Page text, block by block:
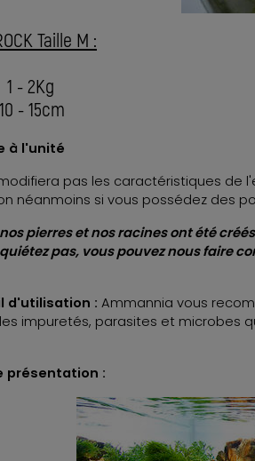
Taille M :
- 2Kg
- 15cm
à l'unité
pas les caractéristiques de
néanmoins si vous possédez des
pierres et nos racines ont été
pas, vous pouvez nous faire
d'utilisation : Ammannia vous
impuretés, parasites et microbes
présentation :